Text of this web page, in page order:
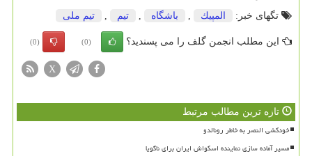
تگهای خبر:
المپیك باشگاه تیم تیم ملی
این مطلب انجمن گلف را می پسندید؟ (0)
(0)
X
تازه ترین مطالب مرتبط
خودکشی النصر به خاطر رونالدو
مسیر آماده سازی نماینده اسکواش ایران برای ناگویا